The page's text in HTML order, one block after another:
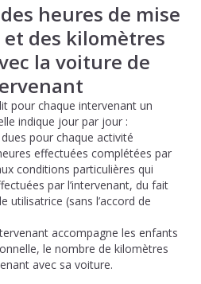
heures de mise
des kilomètres
la voiture de
pour chaque intervenant un
indique jour par jour :
pour chaque activité
effectuées complétées par
conditions particulières qui
par l’intervenant, du fait
utilisatrice (sans l’accord de
accompagne les enfants
le nombre de kilomètres
avec sa voiture.